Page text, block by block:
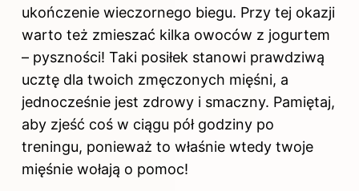
ukończenie wieczornego biegu. Przy tej okazji
warto też zmieszać kilka owoców z jogurtem
– pyszności! Taki posiłek stanowi prawdziwą
ucztę dla twoich zmęczonych mięśni, a
jednocześnie jest zdrowy i smaczny. Pamiętaj,
aby zjeść coś w ciągu pół godziny po
treningu, ponieważ to właśnie wtedy twoje
mięśnie wołają o pomoc!